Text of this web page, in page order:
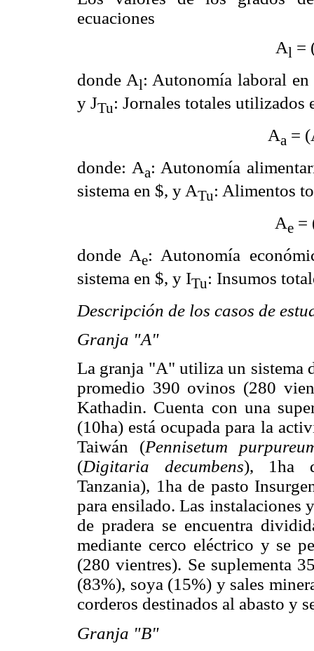
ecuaciones
Al =
donde Al: Autonomía laboral en
y JTu: Jornales totales utilizados
Aa =
donde: Aa: Autonomía
sistema en $, y ATu: Alimentos
Ae=
donde Ae: Autonomía
sistema en $, y ITu: Insumos
Descripción de los casos de
Granja "A"
La granja "A" utiliza un sistema
promedio 390 ovinos (280
Kathadin. Cuenta con una
(10ha) está ocupada para la
Taiwán (Pennisetum
(Digitaria decumbens), 1ha
Tanzania), 1ha de pasto
para ensilado. Las instalaciones
de pradera se encuentra
mediante cerco eléctrico y se
(280 vientres). Se suplementa
(83%), soya (15%) y sales
corderos destinados al abasto y
Granja "B"